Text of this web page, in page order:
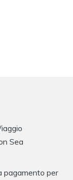
Sea
pagamento per